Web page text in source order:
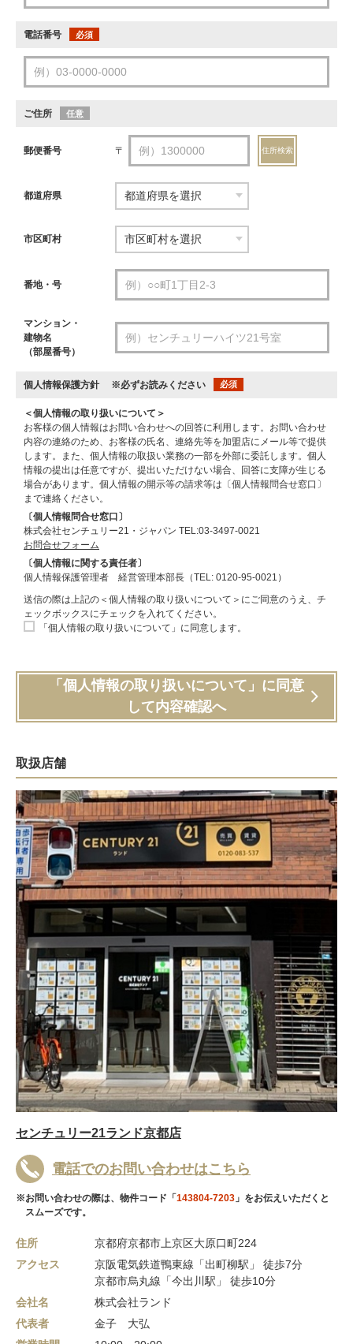
電話番号 必須
ご住所 任意
郵便番号 〒 住所検索
都道府県
市区町村
番地・号
マンション・
建物名
（部屋番号）
個人情報保護方針 ※必ずお読みください 必須
＜個人情報の取り扱いについて＞
お客様の個人情報はお問い合わせへの回答に利用します。お問い合わせ
内容の連絡のため、お客様の氏名、連絡先等を加盟店にメール等で提供
します。また、個人情報の取扱い業務の一部を外部に委託します。個人
情報の提出は任意ですが、提出いただけない場合、回答に支障が生じる
場合があります。個人情報の開示等の請求等は〔個人情報問合せ窓口〕
まで連絡ください。
〔個人情報問合せ窓口〕
株式会社センチュリー21・ジャパン TEL:03-3497-0021
お問合せフォーム
〔個人情報に関する責任者〕
個人情報保護管理者 経営管理本部長（TEL: 0120-95-0021）
送信の際は上記の＜個人情報の取り扱いについて＞にご同意のうえ、チ
ェックボックスにチェックを入れてください。
「個人情報の取り扱いについて」に同意します。
「個人情報の取り扱いについて」に同意
して内容確認へ
取扱店舗
センチュリー21ランド京都店
電話でのお問い合わせはこちら
※お問い合わせの際は、物件コード「143804-7203 」をお伝えいただくと
スムーズです。
住所
京都府京都市上京区大原口町224
アクセス
京阪電気鉄道鴨東線「出町柳駅」 徒歩7分
京都市烏丸線「今出川駅」 徒歩10分
会社名
株式会社ランド
代表者
金子 大弘